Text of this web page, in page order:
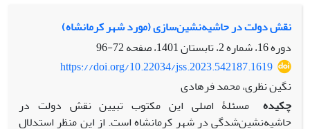
نقش دولت در حاشیه‌نشین‌سازی (مورد شهر کرمانشاه)
دوره 16، شماره 2، تابستان 1401، صفحه
72-96
https://doi.org/10.22034/jss.2023.542187.1619
نگین نظری، محمد فرهادی
چکیده
مسئلۀ اصلی این مکتوب تبیین نقش دولت در
حاشیه‌نشین‌شدگی در شهر کرمانشاه است. از این منظر استدلال